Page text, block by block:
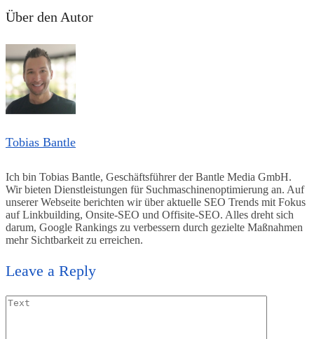
Über den Autor
Tobias Bantle
Ich bin Tobias Bantle, Geschäftsführer der Bantle Media GmbH.
Wir bieten Dienstleistungen für Suchmaschinenoptimierung an. Auf
unserer Webseite berichten wir über aktuelle SEO Trends mit Fokus
auf Linkbuilding, Onsite-SEO und Offisite-SEO. Alles dreht sich
darum, Google Rankings zu verbessern durch gezielte Maßnahmen
mehr Sichtbarkeit zu erreichen.
Leave a Reply